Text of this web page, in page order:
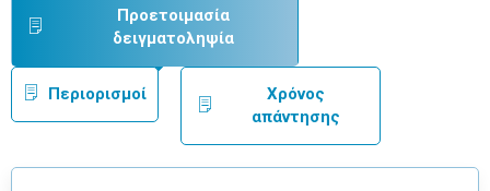
Προετοιμασία
δειγματοληψία
Περιορισμοί
Χρόνος
απάντησης